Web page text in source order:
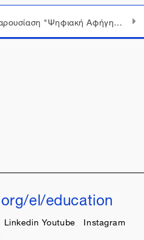
Παρουσίαση "Ψηφιακή Αφήγηση"
el/education
Linkedin Youtube Instagram